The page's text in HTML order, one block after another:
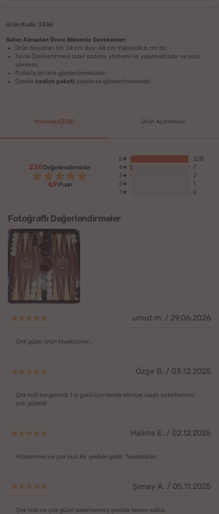
Ürün Kodu: 3356
Satın Almadan Önce Bilmeniz Gerekenler:
Ürün boyutları En: 24 cm Boy: 48 cm Yükseklik:6 cm'dir.
Tavla Özelleştirmesi lazer kazıma yöntemi ile yapılmaktadır ve asla
silinmez.
Pullarla birlikte gönderilmektedir.
Özenle hediye paketi yapılarak gönderilmektedir.
Yorumlar(238) Ürün Açıklaması
238Değerlendirmede:
4,9 Puan
5★
228
4★
7
3★
2
2★
1
1★
0
Fotoğraflı Değerlendirmeler
umut m. / 29.06.2026
Çok güzel ürün teşekkürler...
Özge B. / 03.12.2025
Çok kızlı kargolandı 1 iş günü içerisinde elimize ulaştı paketlemesi
çok güzeldi
Halime E. / 02.12.2025
Mükemmel ve çok hızlı bir şekilde geldi. Teşekkürler
Şenay A. / 05.11.2025
Çok hızlı ve çok güzel paketlenmiş şekilde teslim edildi.